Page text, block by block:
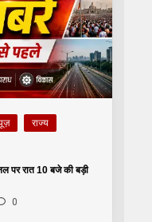
राज्य
पर रात 10 बजे की बड़ी
0